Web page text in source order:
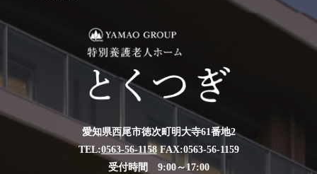
愛知県西尾市徳次町明大寺61番地2
TEL:0563-56-1158FAX:0563-56-1159
受付時間 9:00～17:00